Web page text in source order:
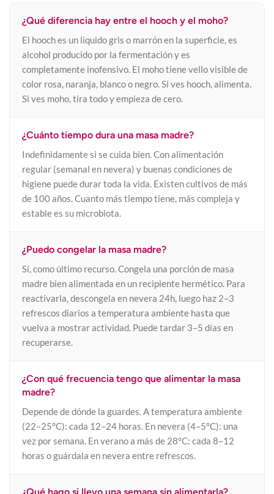
¿Qué diferencia hay entre el hooch y el moho?
El hooch es un líquido gris o marrón en la superficie, es
alcohol producido por la fermentación y es
completamente inofensivo. El moho tiene vello visible de
color rosa, naranja, blanco o negro. Si ves hooch, alimenta.
Si ves moho, tira todo y empieza de cero.
¿Cuánto tiempo dura una masa madre?
Indefinidamente si se cuida bien. Con alimentación
regular (semanal en nevera) y buenas condiciones de
higiene puede durar toda la vida. Existen cultivos de más
de 100 años. Cuanto más tiempo tiene, más compleja y
estable es su microbiota.
¿Puedo congelar la masa madre?
Sí, como último recurso. Congela una porción de masa
madre bien alimentada en un recipiente hermético. Para
reactivarla, descongela en nevera 24h, luego haz 2–3
refrescos diarios a temperatura ambiente hasta que
vuelva a mostrar actividad. Puede tardar 3–5 días en
recuperarse.
¿Con qué frecuencia tengo que alimentar la masa
madre?
Depende de dónde la guardes. A temperatura ambiente
(22–25°C): cada 12–24 horas. En nevera (4–5°C): una
vez por semana. En verano a más de 28°C: cada 8–12
horas o guárdala en nevera entre refrescos.